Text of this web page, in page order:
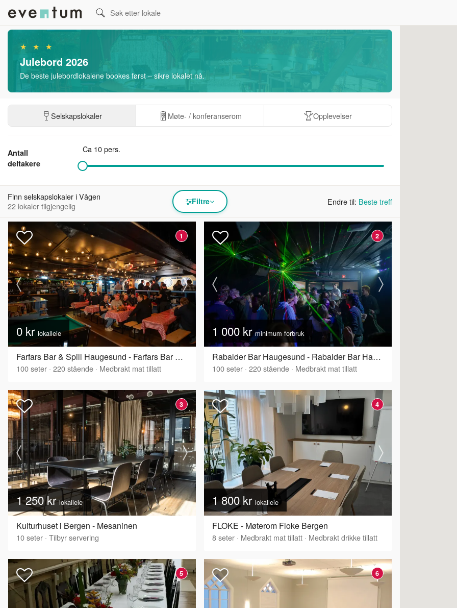
★ ★ ★
Julebord 2026
De beste julebordlokalene bookes først – sikre lokalet nå.
Selskapslokaler Møte- / konferanserom Opplevelser
Antall
deltakere
Ca 10 pers.
Finn selskapslokaler i Vågen
22 lokaler tilgjengelig
Filtre Endre til: Beste treff
1
0 kr lokalleie
Farfars Bar & Spill Haugesund - Farfars Bar & Spill
100seter · 220stående · Medbrakt mat tillatt
2
1 000 krminimum forbruk
Rabalder Bar Haugesund - Rabalder Bar Haugesund
100seter · 220stående · Medbrakt mat tillatt
3
1 250 krlokalleie
Kulturhuset i Bergen - Mesaninen
10seter · Tilbyr servering
4
1 800 kr lokalleie
FLOKE - Møterom Floke Bergen
8seter · Medbrakt mat tillatt · Medbrakt drikke tillatt
5 6